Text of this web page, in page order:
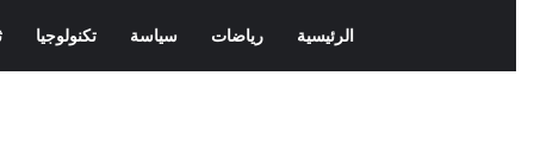
الرئيسية رياضات سياسة تكنولوجيا